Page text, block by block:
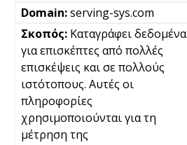
serving-sys.com
Καταγράφει δεδομένα
για επισκέπτες από πολλές
επισκέψεις και σε πολλούς
ιστότοπους. Αυτές οι
πληροφορίες
χρησιμοποιούνται για τη
μέτρηση της